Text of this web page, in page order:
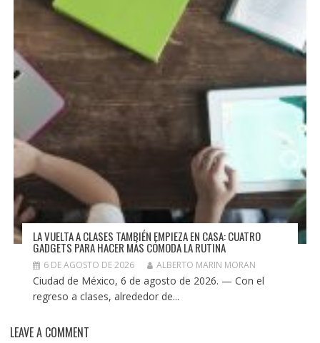
LA VUELTA A CLASES TAMBIÉN EMPIEZA EN CASA: CUATRO
GADGETS PARA HACER MÁS CÓMODA LA RUTINA
6 DE AGOSTO DE 2026 ALBERTO MARIN MORAN
Ciudad de México, 6 de agosto de 2026. — Con el
regreso a clases, alrededor de...
LEAVE A COMMENT